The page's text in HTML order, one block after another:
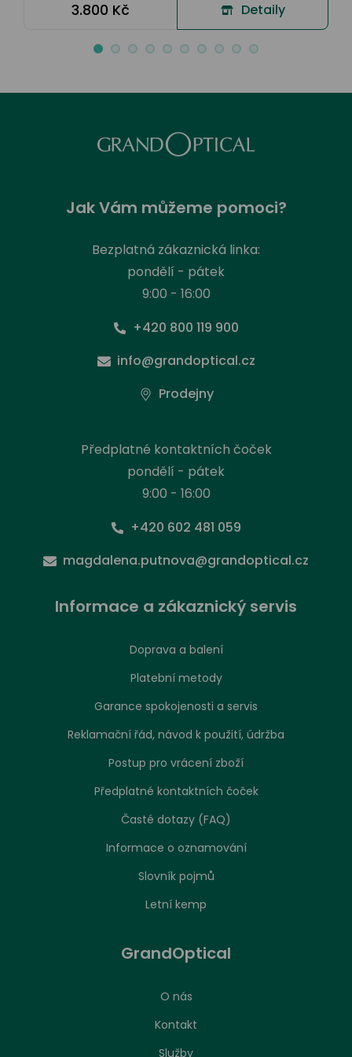
3.800 Kč Detaily
Jak Vám můžeme pomoci?
Bezplatná zákaznická linka:
pondělí - pátek
9:00 - 16:00
+420 800 119 900
info@grandoptical.cz
Prodejny
Předplatné kontaktních čoček
pondělí - pátek
9:00 - 16:00
+420 602 481 059
magdalena.putnova@grandoptical.cz
Informace a zákaznický servis
Doprava a balení
Platební metody
Garance spokojenosti a servis
Reklamační řád, návod k použití, údržba
Postup pro vrácení zboží
Předplatné kontaktních čoček
Časté dotazy (FAQ)
Informace o oznamování
Slovník pojmů
Letní kemp
GrandOptical
O nás
Kontakt
Služby